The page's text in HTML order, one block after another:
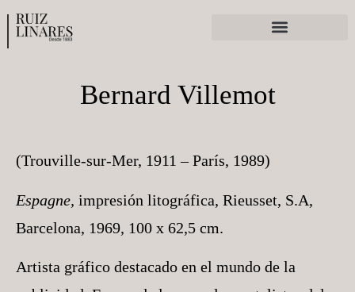
Bernard Villemot
(Trouville-sur-Mer, 1911 – París, 1989)
Espagne, impresión litográfica, Rieusset, S.A,
Barcelona, 1969, 100 x 62,5 cm.
Artista gráfico destacado en el mundo de la